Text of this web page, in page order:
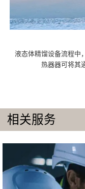
液态体精馏设备流程中
热器器可将其
相关服务